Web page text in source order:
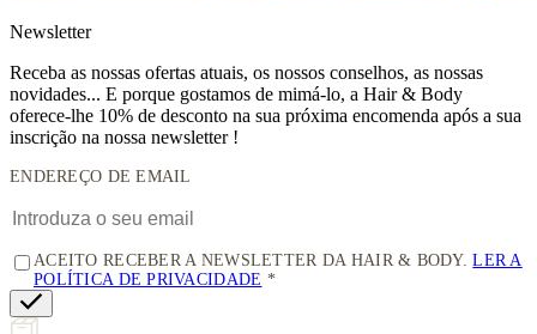
Newsletter
Receba as nossas ofertas atuais, os nossos conselhos, as nossas
novidades... E porque gostamos de mimá-lo, a Hair & Body
oferece-lhe 10% de desconto na sua próxima encomenda após a sua
inscrição na nossa newsletter !
ENDEREÇO DE EMAIL
ACEITO RECEBER A NEWSLETTER DA HAIR & BODY.LER A
POLÍTICA DE PRIVACIDADE